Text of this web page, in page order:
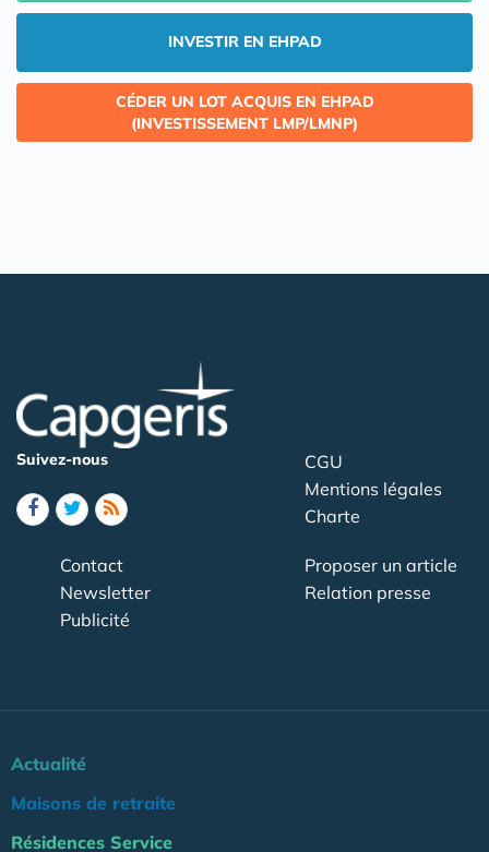
INVESTIR EN EHPAD
CÉDER UN LOT ACQUIS EN EHPAD
(INVESTISSEMENT LMP/LMNP)
Suivez-nous
CGU
Mentions légales
Charte
Contact
Newsletter
Publicité
Proposer un article
Relation presse
Actualité
Maisons de retraite
Résidences Service